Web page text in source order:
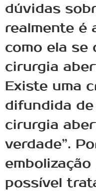
dúvidas
realmente é
como ela se
cirurgia
Existe uma
difundida de
cirurgia
verdade”.
possível